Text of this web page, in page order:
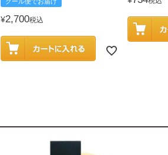
¥2,700税込